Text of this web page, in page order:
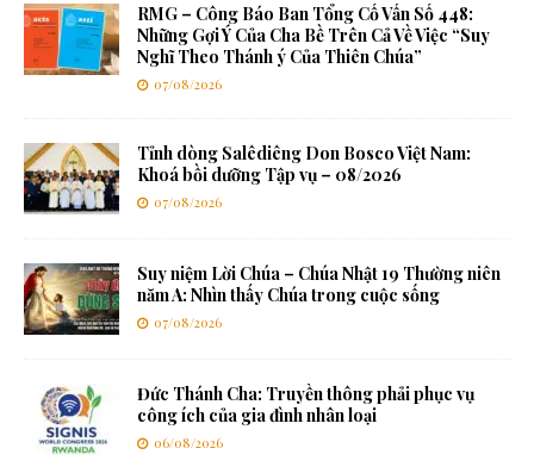
RMG – Công Báo Ban Tổng Cố Vấn Số 448:
Những Gợi Ý Của Cha Bề Trên Cả Về Việc “Suy
Nghĩ Theo Thánh ý Của Thiên Chúa”
07/08/2026
Tỉnh dòng Salêdiêng Don Bosco Việt Nam:
Khoá bồi dưỡng Tập vụ – 08/2026
07/08/2026
Suy niệm Lời Chúa – Chúa Nhật 19 Thường niên
năm A: Nhìn thấy Chúa trong cuộc sống
07/08/2026
Đức Thánh Cha: Truyền thông phải phục vụ
công ích của gia đình nhân loại
06/08/2026